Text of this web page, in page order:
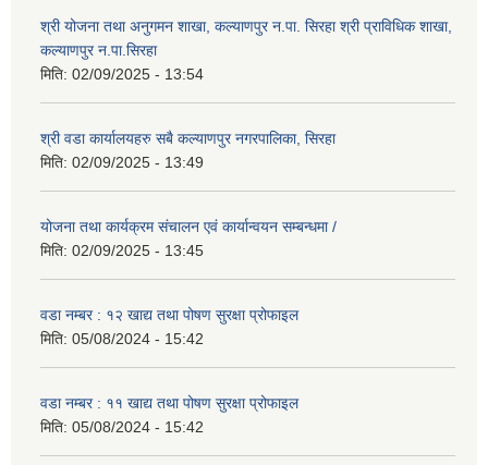
श्री योजना तथा अनुगमन शाखा, कल्याणपुर न.पा. सिरहा श्री प्राविधिक शाखा,
कल्याणपुर न.पा.सिरहा
मिति: 02/09/2025 - 13:54
श्री वडा कार्यालयहरु सबै कल्याणपुर नगरपालिका, सिरहा
मिति: 02/09/2025 - 13:49
योजना तथा कार्यक्रम संचालन एवं कार्यान्वयन सम्बन्धमा /
मिति: 02/09/2025 - 13:45
वडा नम्बर : १२ खाद्य तथा पोषण सुरक्षा प्रोफाइल
मिति: 05/08/2024 - 15:42
वडा नम्बर : ११ खाद्य तथा पोषण सुरक्षा प्रोफाइल
मिति: 05/08/2024 - 15:42